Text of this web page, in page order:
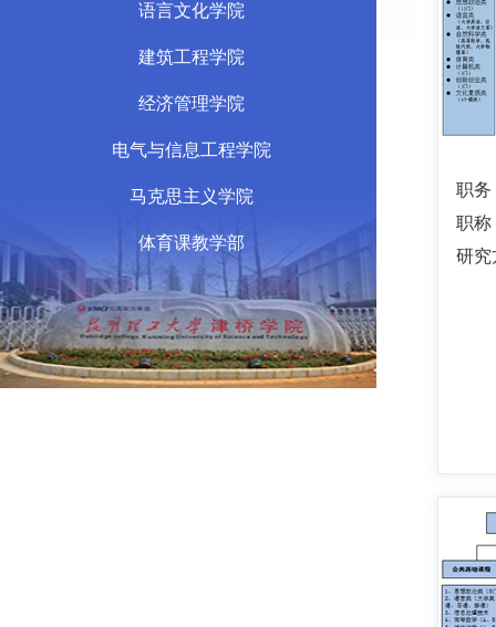
语言文化学院
建筑工程学院
经济管理学院
电气与信息工程学院
马克思主义学院
体育课教学部
职务
职称
研究